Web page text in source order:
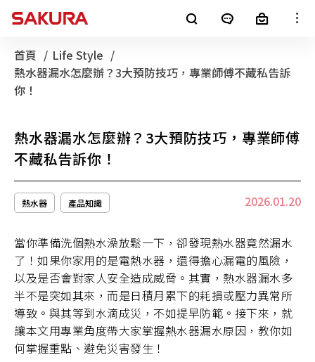
廚房電器 淨水器
熱水器 電子型錄
整體廚房
SAKURA+ 進口廚電
銷售通路
最新消息
消息公告
LifeStyle
影音專區
主題企劃
SAKURA AWARDS
櫻花集團
首頁
Life Style
目前頁面：
熱水器漏水怎麼辦？3大預防技巧，專業師傅不藏私告訴
你！
熱水器漏水怎麼辦？3大預防技巧，專業師傅
不藏私告訴你！
熱水器 產品知識 2026.01.20
當你準備洗個熱水澡放鬆一下，卻發現熱水器竟然漏水
了！如果你家用的是電熱水器，還得擔心漏電的風險，
以及是否會對家人安全造成威脅。其實，熱水器漏水多
半不是突如其來，而是日積月累下的耗損或壓力異常所
導致。與其等到水滴成災，不如提早防範。接下來，就
讓本文用專業角度帶大家掌握熱水器漏水原因，教你如
何掌握重點、避免災害發生！